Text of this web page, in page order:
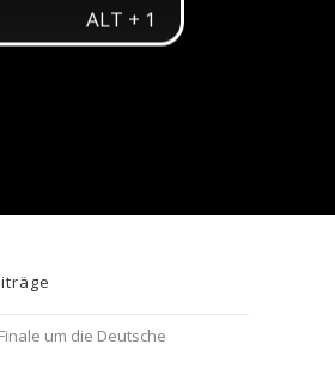
um die Deutsche